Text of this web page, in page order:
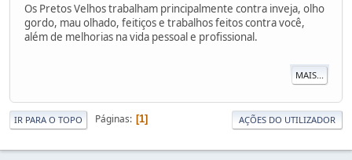
Os Pretos Velhos trabalham principalmente contra inveja, olho
gordo, mau olhado, feitiços e trabalhos feitos contra você,
além de melhorias na vida pessoal e profissional.
MAIS...
IR PARA O TOPO Páginas 1 AÇÕES DO UTILIZADOR